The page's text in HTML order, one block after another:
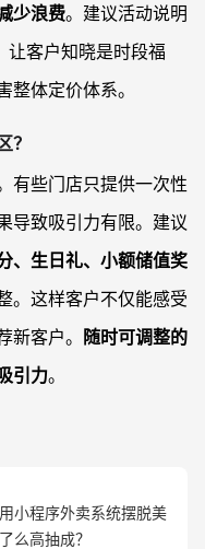
少浪费。建议活动说明
让客户知晓是时段福
体定价体系。
？
有些门店只提供一次性
导致吸引力有限。建议
、生日礼、小额储值奖
。这样客户不仅能感受
客户。 随时可调整的
引力。
小程序外卖系统摆脱美
么高抽成？